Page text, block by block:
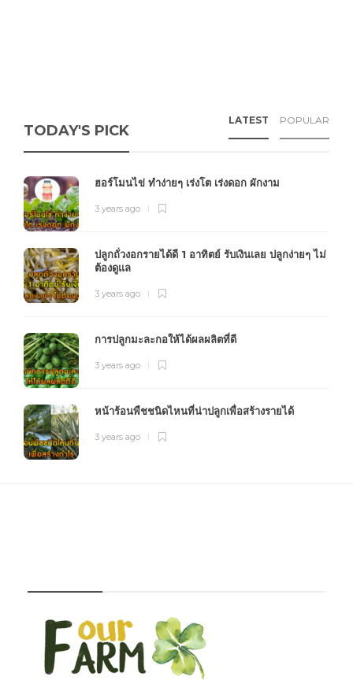
TODAY'S PICK
LATEST POPULAR
ฮอร์โมนไข่ ทำง่ายๆ เร่งโต เร่งดอก ผักงาม
3 years ago
ปลูกถั่วงอกรายได้ดี 1 อาทิตย์ รับเงินเลย ปลูกง่ายๆ ไม่
ต้องดูแล
3 years ago
การปลูกมะละกอให้ได้ผลผลิตที่ดี
3 years ago
หน้าร้อนพืชชนิดไหนที่น่าปลูกเพื่อสร้างรายได้
3 years ago